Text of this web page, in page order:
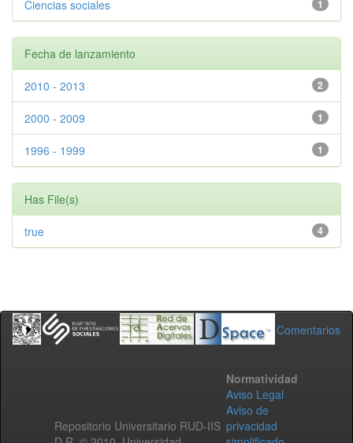
1
Ciencias sociales
Fecha de lanzamiento
2
2010 - 2013
1
2000 - 2009
1
1996 - 1999
Has File(s)
4
true
Comentarios
Repositorio Universitario RUD-IIS
Normatividad
Aviso Legal
Aviso de
privacidad